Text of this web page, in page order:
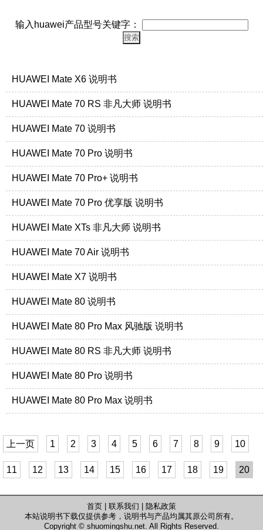
输入huawei产品型号关键字：
HUAWEI Mate X6 说明书
HUAWEI Mate 70 RS 非凡大师 说明书
HUAWEI Mate 70 说明书
HUAWEI Mate 70 Pro 说明书
HUAWEI Mate 70 Pro+ 说明书
HUAWEI Mate 70 Pro 优享版 说明书
HUAWEI Mate XTs 非凡大师 说明书
HUAWEI Mate 70 Air 说明书
HUAWEI Mate X7 说明书
HUAWEI Mate 80 说明书
HUAWEI Mate 80 Pro Max 风驰版 说明书
HUAWEI Mate 80 RS 非凡大师 说明书
HUAWEI Mate 80 Pro 说明书
HUAWEI Mate 80 Pro Max 说明书
上一页 1 2 3 4 5 6 7 8 9 10
11 12 13 14 15 16 17 18 19 20
首页 联系我们
隐私政策
本站说明书下载仅提供参考，说明书与产品均属其原公司所有。
Copyright © shuomingshu.net. All Rights Reserved.